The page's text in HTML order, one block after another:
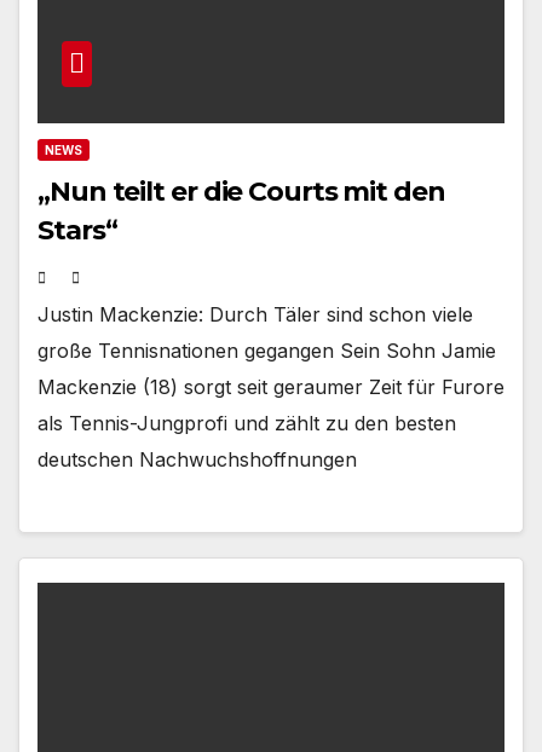
NEWS
„Nun teilt er die Courts mit den
Stars“
Justin Mackenzie: Durch Täler sind schon viele
große Tennisnationen gegangen Sein Sohn Jamie
Mackenzie (18) sorgt seit geraumer Zeit für Furore
als Tennis-Jungprofi und zählt zu den besten
deutschen Nachwuchshoffnungen